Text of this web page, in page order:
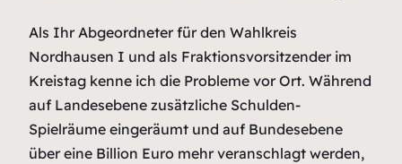
Als Ihr Abgeordneter für den Wahlkreis
Nordhausen I und als Fraktionsvorsitzender im
Kreistag kenne ich die Probleme vor Ort. Während
auf Landesebene zusätzliche Schulden-
Spielräume eingeräumt und auf Bundesebene
über eine Billion Euro mehr veranschlagt werden,